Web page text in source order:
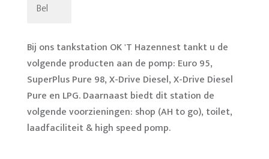
Bel
Bij ons tankstation OK 'T Hazennest tankt u de
volgende producten aan de pomp: Euro 95,
SuperPlus Pure 98, X-Drive Diesel, X-Drive Diesel
Pure en LPG. Daarnaast biedt dit station de
volgende voorzieningen: shop (AH to go), toilet,
laadfaciliteit & high speed pomp.